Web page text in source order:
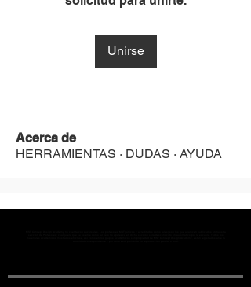
Unirse
Acerca de
HERRAMIENTAS · DUDAS · AYUDA